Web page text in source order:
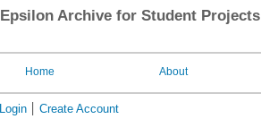
Epsilon Archive for Student Projects
Home About
Login Create Account